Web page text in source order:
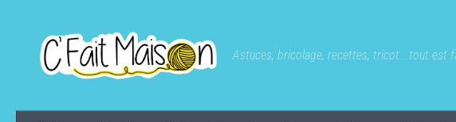
Astuces, bricolage, recettes, tricot...tout est